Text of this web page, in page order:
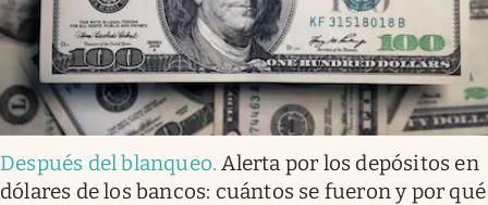
Después del blanqueo.Alerta por los depósitos en
dólares de los bancos: cuántos se fueron y por qué